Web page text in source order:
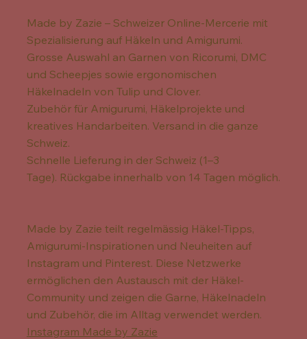
Made by Zazie – Schweizer Online-Mercerie mit
Spezialisierung auf Häkeln und Amigurumi.
Grosse Auswahl an Garnen von Ricorumi, DMC
und Scheepjes sowie ergonomischen
Häkelnadeln von Tulip und Clover.
Zubehör für Amigurumi, Häkelprojekte und
kreatives Handarbeiten. Versand in die ganze
Schweiz.
Schnelle Lieferung in der Schweiz (1–3
Tage). Rückgabe innerhalb von 14 Tagen möglich.
Made by Zazie teilt regelmässig Häkel-Tipps,
Amigurumi-Inspirationen und Neuheiten auf
Instagram und Pinterest. Diese Netzwerke
ermöglichen den Austausch mit der Häkel-
Community und zeigen die Garne, Häkelnadeln
und Zubehör, die im Alltag verwendet werden.
Instagram Made by Zazie